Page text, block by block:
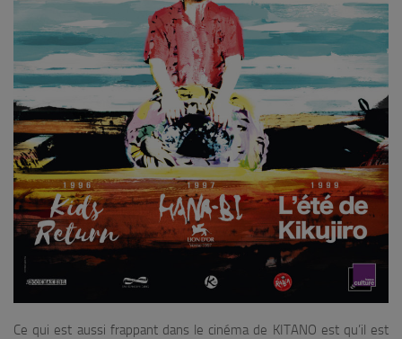
Ce qui est aussi frappant dans le cinéma de KITANO est qu’il est